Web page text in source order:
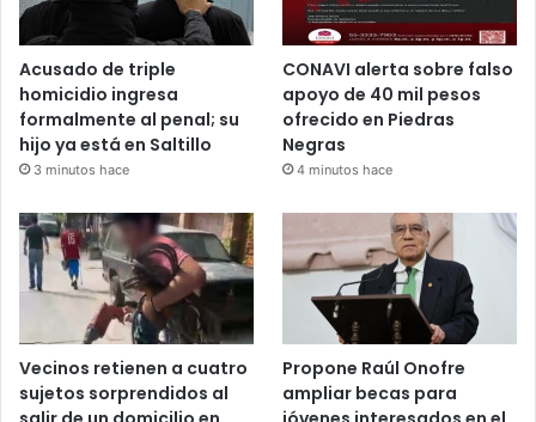
Acusado de triple
homicidio ingresa
formalmente al penal; su
hijo ya está en Saltillo
3 minutos hace
CONAVI alerta sobre falso
apoyo de 40 mil pesos
ofrecido en Piedras
Negras
4 minutos hace
Vecinos retienen a cuatro
sujetos sorprendidos al
Propone Raúl Onofre
ampliar becas para